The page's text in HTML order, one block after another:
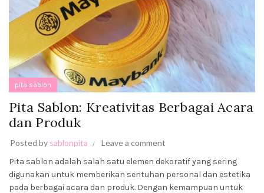
pita sablon
Pita Sablon: Kreativitas Berbagai Acara
dan Produk
Posted by sablonpita
Leave a comment
Pita sablon adalah salah satu elemen dekoratif yang sering
digunakan untuk memberikan sentuhan personal dan estetika
pada berbagai acara dan produk. Dengan kemampuan untuk
BERBAGAI
ACARA DAN
PRODUK
August 19,
2023 No
Comments